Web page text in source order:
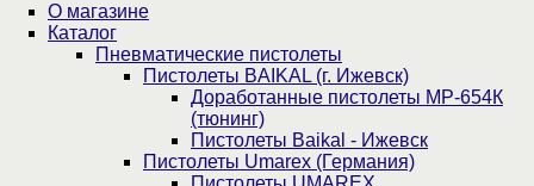
О магазине
Каталог
Пнев­ма­ти­чес­кие пистолеты
Пистолеты BAIKAL (г. Ижевск)
Доработанные пистолеты МР-654К
(тюнинг)
Пистолеты Baikal - Ижевск
Пистолеты Umarex (Германия)